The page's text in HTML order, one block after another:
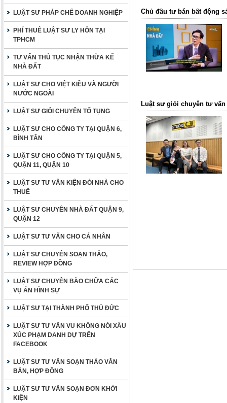
LUẬT SƯ PHÁP CHẾ DOANH NGHIỆP
PHÍ THUÊ LUẬT SƯ LY HÔN TẠI
TPHCM
TƯ VẤN THỦ TỤC NHẬN THỪA KẾ
NHÀ ĐẤT
LUẬT SƯ CHO VIỆT KIỀU VÀ NGƯỜI
NƯỚC NGOÀI
LUẬT SƯ GIỎI CHUYÊN TỐ TỤNG
LUẬT SƯ CHO CÔNG TY TẠI QUẬN 6,
BÌNH TÂN
LUẬT SƯ CHO CÔNG TY TẠI QUẬN 5,
QUẬN 11, QUẬN 10
LUẬT SƯ TƯ VẤN KIỆN ĐÒI NHÀ CHO
THUÊ
LUẬT SƯ CHUYÊN NHÀ ĐẤT QUẬN 9,
QUẬN 12
LUẬT SƯ TƯ VẤN CHO CÁ NHÂN
LUẬT SƯ CHUYÊN SOẠN THẢO,
REVIEW HỢP ĐỒNG
LUẬT SƯ CHUYÊN BÀO CHỮA CÁC
VỤ ÁN HÌNH SỰ
LUẬT SƯ TẠI THÀNH PHỐ THỦ ĐỨC
LUẬT SƯ TƯ VẤN VU KHỐNG NÓI XẤU
XÚC PHẠM DANH DỰ TRÊN
FACEBOOK
LUẬT SƯ TƯ VẤN SOẠN THẢO VĂN
BẢN, HỢP ĐỒNG
LUẬT SƯ TƯ VẤN SOẠN ĐƠN KHỞI
KIỆN
Chủ đầu tư bán bất động
Luật sư giỏi chuyên tư